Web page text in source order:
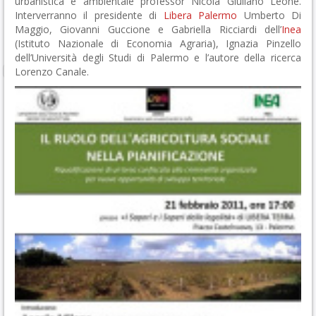
Interverranno il presidente di Libera Palermo Umberto Di
Maggio, Giovanni Guccione e Gabriella Ricciardi dell’Inea
(Istituto Nazionale di Economia Agraria), Ignazia Pinzello
dell’Università degli Studi di Palermo e l’autore della ricerca
Lorenzo Canale.